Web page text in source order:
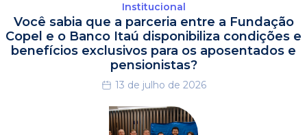
Institucional
Você sabia que a parceria entre a Fundação
Copel e o Banco Itaú disponibiliza condições e
benefícios exclusivos para os aposentados e
pensionistas?
13 de julho de 2026